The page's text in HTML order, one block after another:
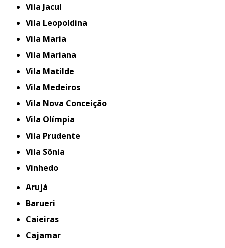
Vila Jacuí
Vila Leopoldina
Vila Maria
Vila Mariana
Vila Matilde
Vila Medeiros
Vila Nova Conceição
Vila Olímpia
Vila Prudente
Vila Sônia
Vinhedo
Arujá
Barueri
Caieiras
Cajamar